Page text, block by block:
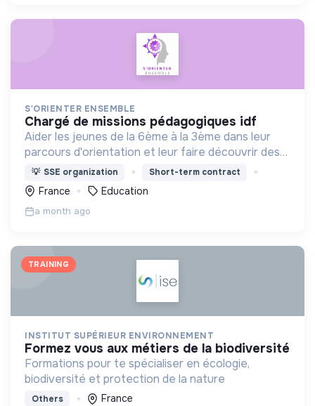
S'ORIENTER ENSEMBLE
chargé de missions pédagogiques idf
Aider les jeunes de la 6ème à la 3ème dans leur
parcours d'orientation et leur faire découvrir des
domaines d'activités de manière ludique.
💡 SSE organization Short-term contract
France Education
a month ago
TRAINING
INSTITUT SUPÉRIEUR ENVIRONNEMENT
formez vous aux métiers de la biodiversité
Formations pour te spécialiser en écologie,
biodiversité et protection de la nature
Others France